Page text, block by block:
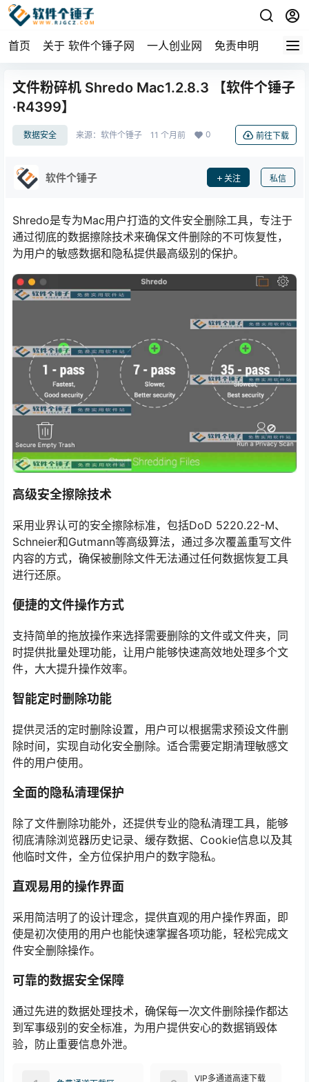
首页 关于 软件个锤子网 一人创业网 免责申明
文件粉碎机 Shredo Mac1.2.8.3 【软件个锤子
·R4399】
数据安全 来源： 软件个锤子 11 个月前 0 前往下载
软件个锤子 关注 私信
Shredo是专为Mac用户打造的文件安全删除工具，专注于
通过彻底的数据擦除技术来确保文件删除的不可恢复性，
为用户的敏感数据和隐私提供最高级别的保护。
高级安全擦除技术
采用业界认可的安全擦除标准，包括DoD 5220.22-M、
Schneier和Gutmann等高级算法，通过多次覆盖重写文件
内容的方式，确保被删除文件无法通过任何数据恢复工具
进行还原。
便捷的文件操作方式
支持简单的拖放操作来选择需要删除的文件或文件夹，同
时提供批量处理功能，让用户能够快速高效地处理多个文
件，大大提升操作效率。
智能定时删除功能
提供灵活的定时删除设置，用户可以根据需求预设文件删
除时间，实现自动化安全删除。适合需要定期清理敏感文
件的用户使用。
全面的隐私清理保护
除了文件删除功能外，还提供专业的隐私清理工具，能够
彻底清除浏览器历史记录、缓存数据、Cookie信息以及其
他临时文件，全方位保护用户的数字隐私。
直观易用的操作界面
采用简洁明了的设计理念，提供直观的用户操作界面，即
使是初次使用的用户也能快速掌握各项功能，轻松完成文
件安全删除操作。
可靠的数据安全保障
通过先进的数据处理技术，确保每一次文件删除操作都达
到军事级别的安全标准，为用户提供安心的数据销毁体
验，防止重要信息外泄。
VIP多通道高速下载